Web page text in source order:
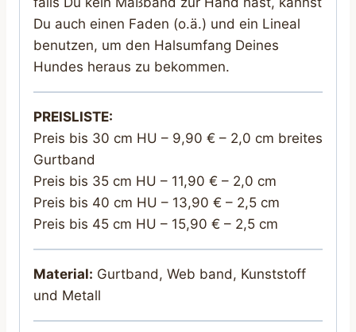
Du auch einen Faden (o.ä.) und ein Lineal
benutzen, um den Halsumfang Deines
Hundes heraus zu bekommen.
PREISLISTE:
Preis bis 30 cm HU – 9,90 € – 2,0 cm breites
Gurtband
Preis bis 35 cm HU – 11,90 € – 2,0 cm
Preis bis 40 cm HU – 13,90 € – 2,5 cm
Preis bis 45 cm HU – 15,90 € – 2,5 cm
Material: Gurtband, Web band, Kunststoff
und Metall